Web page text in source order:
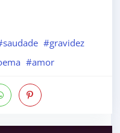
#gravidez
#amor